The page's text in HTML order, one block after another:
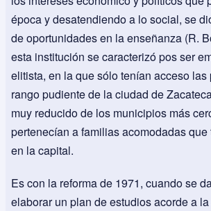
época y desatendiendo a lo social, se
de oportunidades en la enseñanza (R.
esta institución se caracterizó pos ser
elitista, en la que sólo tenían acceso las
rango pudiente de la ciudad de
muy reducido de los municipios más
pertenecían a familias acomodadas
en la capital.
Es con la reforma de 1971, cuando se
elaborar un plan de estudios acorde a